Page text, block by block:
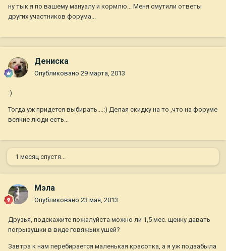
ну тык я по вашему мануалу и кормлю... Меня смутили ответы
других участников форума...
Дениска
Опубликовано 29 марта, 2013
:)
Тогда уж придется выбирать....:) Делая скидку на то ,что на форуме
всякие люди есть...
1 месяц спустя...
Мэла
Опубликовано 23 мая, 2013
Друзья, подскажите пожалуйста можно ли 1,5 мес. щенку давать
погрызушки в виде говяжьих ушей?
Завтра к нам перебирается маленькая красотка, а я уж подзабыла